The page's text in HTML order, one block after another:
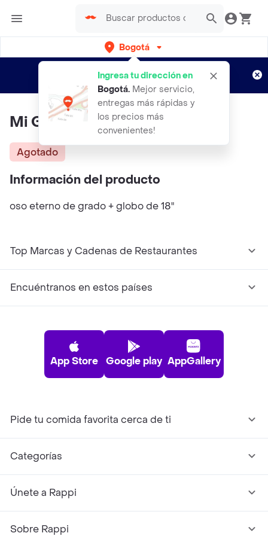
Bogotá
Ingresa tu dirección en
Bogotá. Mejor servicio,
entregas más rápidas y
los precios más
convenientes!
envíos gratis por semanas
Aplican TyC
Mi Grado Rosa
Agotado
Información del producto
oso eterno de grado + globo de 18"
Top Marcas y Cadenas de Restaurantes
Encuéntranos en estos países
App Store Google play AppGallery
Pide tu comida favorita cerca de ti
Categorías
Únete a Rappi
Sobre Rappi